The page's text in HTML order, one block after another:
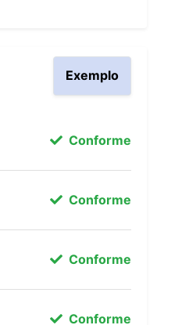
Exemplo
Conforme
Conforme
Conforme
Conforme